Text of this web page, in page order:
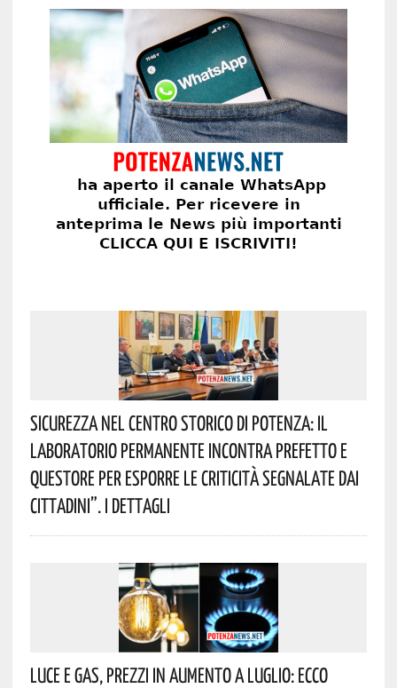
Sicurezza Nel Centro Storico Di Potenza: Il
Laboratorio Permanente Incontra Prefetto E
Questore Per Esporre Le Criticità Segnalate Dai
Cittadini”. I Dettagli
Luce E Gas, Prezzi In Aumento A Luglio: Ecco